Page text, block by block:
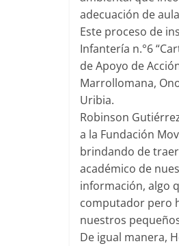
adecuación de
Este proceso de
Infantería n.°6
de Apoyo de
Marrollomana,
Uribia.
Robinson
a la Fundación
brindando de
académico de
información, algo
computador pero
nuestros
De igual manera,